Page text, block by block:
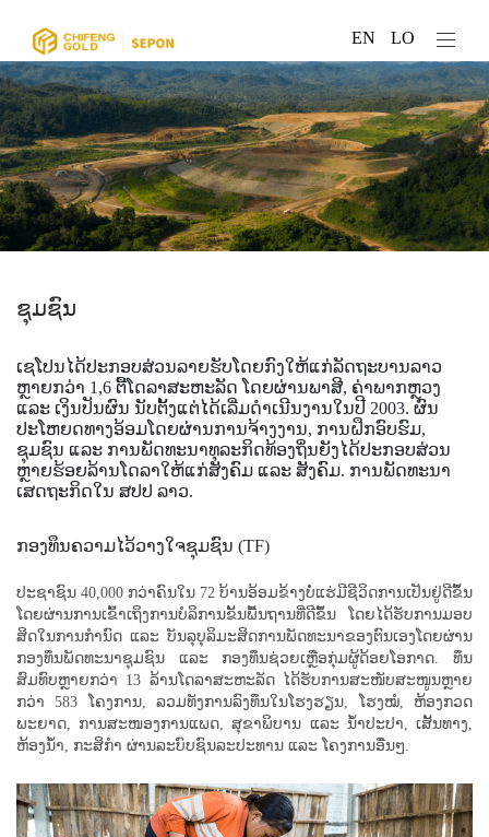
EN LO
ຊຸມຊົນ
ເຊໂປນໄດ້ປະກອບສ່ວນລາຍຮັບໂດຍກົງໃຫ້ແກ່ລັດຖະບານລາວ
ຫຼາຍກວ່າ 1,6 ຕື້ໂດລາສະຫະລັດ ໂດຍຜ່ານພາສີ, ຄ່າພາກຫຼວງ
ແລະ ເງິນປັນຜົນ ນັບຕັ້ງແຕ່ໄດ້ເລີ່ມດໍາເນີນງານໃນປີ 2003. ຜົນ
ປະໂຫຍດທາງອ້ອມໂດຍຜ່ານການຈ້າງງານ, ການຝຶກອົບຮົມ,
ຊຸມຊົນ ແລະ ການພັດທະນາທຸລະກິດທ້ອງຖິ່ນຍັງໄດ້ປະກອບສ່ວນ
ຫຼາຍຮ້ອຍລ້ານໂດລາໃຫ້ແກ່ສັງຄົມ ແລະ ສັງຄົມ. ການພັດທະນາ
ເສດຖະກິດໃນ ສປປ ລາວ.
ກອງທຶນຄວາມໄວ້ວາງໃຈຊຸມຊົນ (TF)
ປະຊາຊົນ 40,000 ກວ່າຄົນໃນ 72 ບ້ານອ້ອມຂ້າງບໍ່ແຮ່ມີຊີວິດການເປັນຢູ່ດີຂຶ້ນ
ໂດຍຜ່ານການເຂົ້າເຖິງການບໍລິການຂັ້ນພື້ນຖານທີ່ດີຂຶ້ນ ໂດຍໄດ້ຮັບການມອບ
ສິດໃນການກໍານົດ ແລະ ບັນລຸບຸລິມະສິດການພັດທະນາຂອງຕົນເອງໂດຍຜ່ານ
ກອງທຶນພັດທະນາຊຸມຊົນ ແລະ ກອງທຶນຊ່ວຍເຫຼືອກຸ່ມຜູ້ດ້ອຍໂອກາດ. ທຶນ
ສົມທົບຫຼາຍກວ່າ 13 ລ້ານໂດລາສະຫະລັດ ໄດ້ຮັບການສະໜັບສະໜູນຫຼາຍ
ກວ່າ 583 ໂຄງການ, ລວມທັງການລົງທຶນໃນໂຮງຮຽນ, ໂຮງໝໍ, ຫ້ອງກວດ
ພະຍາດ, ການສະໜອງການແພດ, ສຸຂາພິບານ ແລະ ນ້ຳປະປາ, ເສັ້ນທາງ,
ຫ້ອງນ້ຳ, ກະສິກຳ ຜ່ານລະບົບຊົນລະປະທານ ແລະ ໂຄງການອື່ນໆ.